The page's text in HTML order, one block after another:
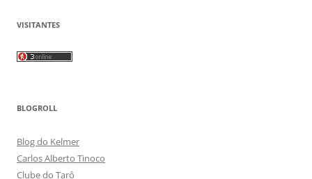
VISITANTES
BLOGROLL
Blog do Kelmer
Carlos Alberto Tinoco
Clube do Tarô